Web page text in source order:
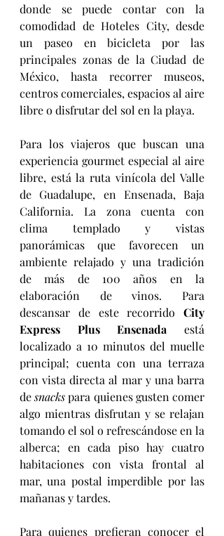
donde se puede contar con la
comodidad de Hoteles City, desde
un paseo en bicicleta por las
principales zonas de la Ciudad de
México, hasta recorrer museos,
centros comerciales, espacios al aire
libre o disfrutar del sol en la playa.
Para los viajeros que buscan una
experiencia gourmet especial al aire
libre, está la ruta vinícola del Valle
de Guadalupe, en Ensenada, Baja
California. La zona cuenta con
clima templado y vistas
panorámicas que favorecen un
ambiente relajado y una tradición
de más de 100 años en la
elaboración de vinos. Para
descansar de este recorrido City
Express Plus Ensenada está
localizado a 10 minutos del muelle
principal; cuenta con una terraza
con vista directa al mar y una barra
de snacks para quienes gusten comer
algo mientras disfrutan y se relajan
tomando el sol o refrescándose en la
alberca; en cada piso hay cuatro
habitaciones con vista frontal al
mar, una postal imperdible por las
mañanas y tardes.
Para quienes prefieran conocer el